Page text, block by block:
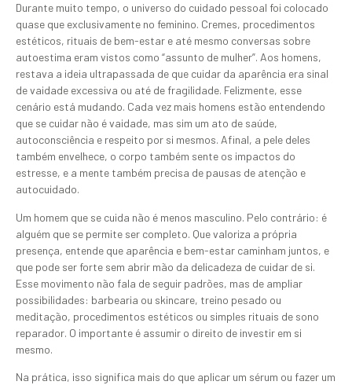
Durante muito tempo, o universo do cuidado pessoal foi colocado
quase que exclusivamente no feminino. Cremes, procedimentos
estéticos, rituais de bem-estar e até mesmo conversas sobre
autoestima eram vistos como “assunto de mulher”. Aos homens,
restava a ideia ultrapassada de que cuidar da aparência era sinal
de vaidade excessiva ou até de fragilidade. Felizmente, esse
cenário está mudando. Cada vez mais homens estão entendendo
que se cuidar não é vaidade, mas sim um ato de saúde,
autoconsciência e respeito por si mesmos. Afinal, a pele deles
também envelhece, o corpo também sente os impactos do
estresse, e a mente também precisa de pausas de atenção e
autocuidado.
Um homem que se cuida não é menos masculino. Pelo contrário: é
alguém que se permite ser completo. Que valoriza a própria
presença, entende que aparência e bem-estar caminham juntos, e
que pode ser forte sem abrir mão da delicadeza de cuidar de si.
Esse movimento não fala de seguir padrões, mas de ampliar
possibilidades: barbearia ou skincare, treino pesado ou
meditação, procedimentos estéticos ou simples rituais de sono
reparador. O importante é assumir o direito de investir em si
mesmo.
Na prática, isso significa mais do que aplicar um sérum ou fazer um